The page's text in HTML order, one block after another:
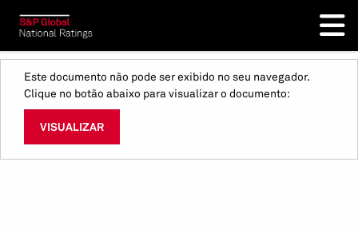
Este documento não pode ser exibido no seu navegador.
Clique no botão abaixo para visualizar o documento:
VISUALIZAR